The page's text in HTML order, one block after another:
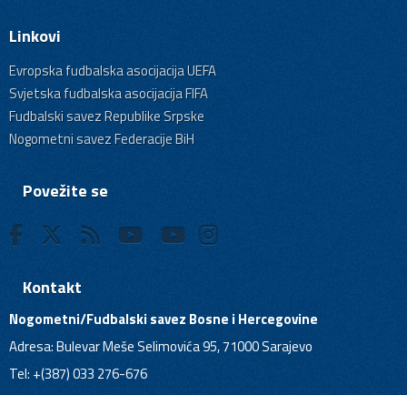
Linkovi
Evropska fudbalska asocijacija UEFA
Svjetska fudbalska asocijacija FIFA
Fudbalski savez Republike Srpske
Nogometni savez Federacije BiH
Povežite se
Kontakt
Nogometni/Fudbalski savez Bosne i Hercegovine
Adresa: Bulevar Meše Selimovića 95, 71000 Sarajevo
Tel: +(387) 033 276-676